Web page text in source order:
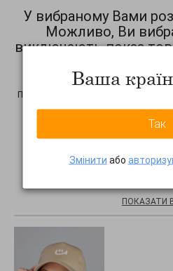
У вибраному Вами
Можливо, Ви
виключають показ
на період тестування сайту
Просимо Вас повідомити нас про цей
ми дізнаємося про
ПОКАЗАТИ
Ваша
Так
Змінити або